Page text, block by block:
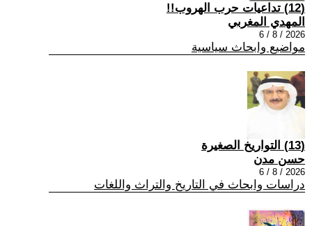
(12) تداعيات حرب الهروب!!
المهدي المغربي
2026 / 8 / 6
مواضيع وابحاث سياسية
(13) التواريخ الصغيرة
حسن مدن
2026 / 8 / 6
دراسات وابحاث في التاريخ والتراث واللغات